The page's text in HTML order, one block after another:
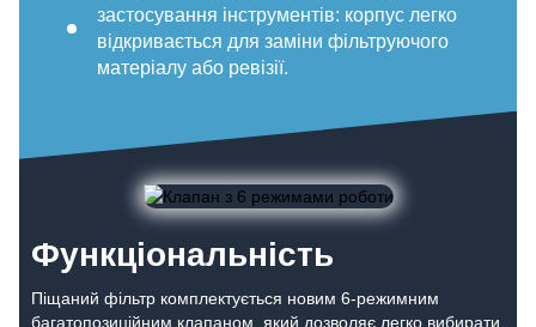
застосування інструментів: корпус легко
відкривається для заміни фільтруючого
матеріалу або ревізії.
Функціональність
Піщаний фільтр комплектується новим 6-режимним
багатопозиційним клапаном, який дозволяє легко вибирати